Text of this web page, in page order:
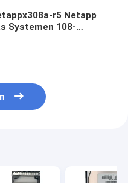
r5 Netapp
Systemen 108-